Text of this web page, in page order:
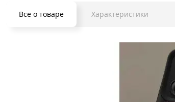
Все о товаре Характеристики